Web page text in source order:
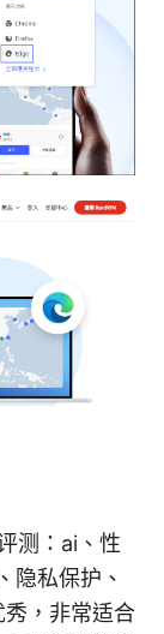
测：ai、性
隐私保护、
，非常适合